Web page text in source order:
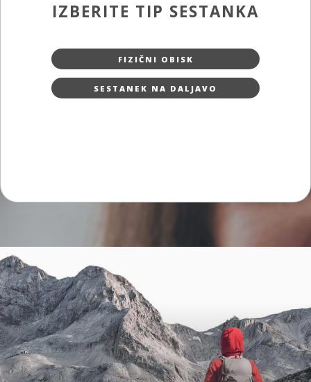
IZBERITE TIP SESTANKA
FIZIČNI OBISK
SESTANEK NA DALJAVO